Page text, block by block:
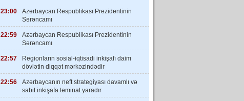
23:00
Azərbaycan Respublikası Prezidentinin
Sərəncamı
22:59
Azərbaycan Respublikası Prezidentinin
Sərəncamı
22:57
Regionların sosial-iqtisadi inkişafı daim
dövlətin diqqət mərkəzindədir
22:56
Azərbaycanın neft strategiyası davamlı və
sabit inkişafa təminat yaradır